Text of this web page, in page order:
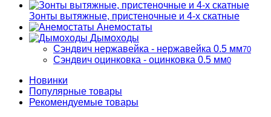
Зонты вытяжные, пристеночные и 4-х скатные
Анемостаты
Дымоходы
Сэндвич нержавейка - нержавейка 0.5 мм70
Сэндвич оцинковка - оцинковка 0.5 мм0
Новинки
Популярные товары
Рекомендуемые товары